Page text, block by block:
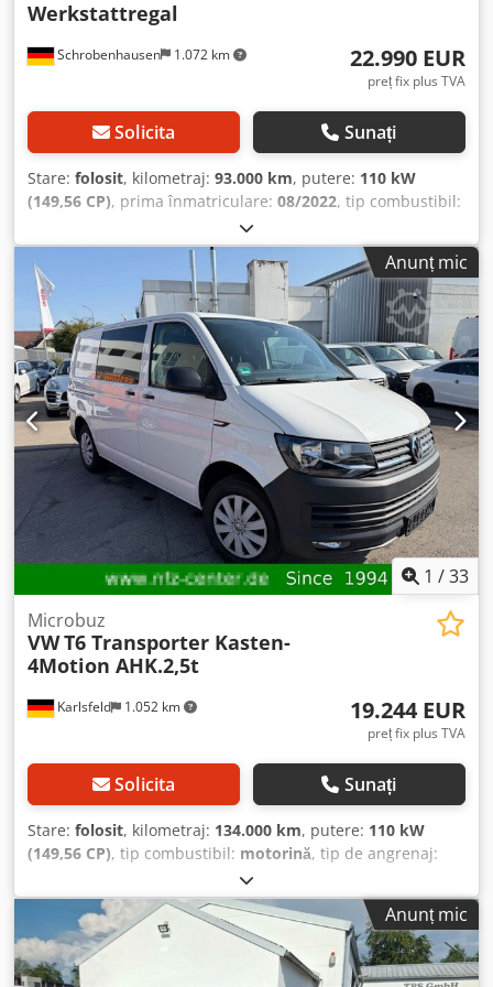
Schrobenhausen 1.072 km
Werkstattregal
22.990 EUR
preț fix plus TVA
Solicita Sunați
Stare: folosit, kilometraj: 93.000 km, putere: 110 kW
(149,56 CP), prima înmatriculare: 08/2022, tip combustibil:
3.000 kg
(TÜV):08/2026, culoare:alb, tip de angrenaj:mecanic,
clasă de emisii:
Euro 6, număr de locuri:3, Dotări: ABS, aer
condiționat, filtru de particule, program electronic de
stabilitate (ESP), sistem de navigație, tracțiune integrală,
închidere centralizată, încălzitor staționar,
Anunț mic
1 /33
Karlsfeld 1.052 km
Microbuz
VWT6 Transporter Kasten-
4Motion AHK.2,5t
19.244 EUR
preț fix plus TVA
Solicita Sunați
Stare: folosit, kilometraj: 134.000 km, putere: 110 kW
(149,56 CP), tip combustibil: motorină, tip de angrenaj:
, prima înmatriculare:
Euro 6, culoare:alb, număr de locuri:2, Dotări:ABS, aer
condiționat, filtru de particule, garanție pentru vehicule
second-hand, program electronic de stabilitate (ESP),
sistem de imobilizare, sistem de navigație, tracțiune
Anunț mic